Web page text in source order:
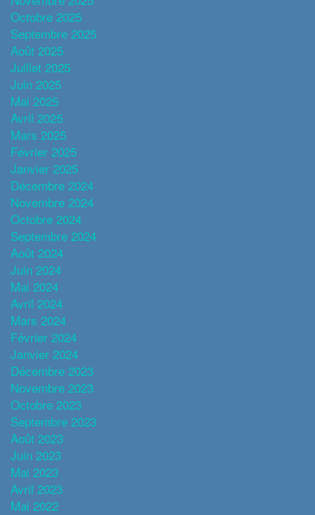
Octobre 2025
Septembre 2025
Août 2025
Juillet 2025
Juin 2025
Mai 2025
Avril 2025
Mars 2025
Février 2025
Janvier 2025
Décembre 2024
Novembre 2024
Octobre 2024
Septembre 2024
Août 2024
Juin 2024
Mai 2024
Avril 2024
Mars 2024
Février 2024
Janvier 2024
Décembre 2023
Novembre 2023
Octobre 2023
Septembre 2023
Août 2023
Juin 2023
Mai 2023
Avril 2023
Mai 2022